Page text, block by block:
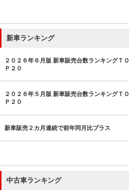
新車ランキング
２０２６年６月版 新車販売台数ランキングＴＯ
Ｐ２０
２０２６年５月版 新車販売台数ランキングＴＯ
Ｐ２０
新車販売２カ月連続で前年同月比プラス
中古車ランキング